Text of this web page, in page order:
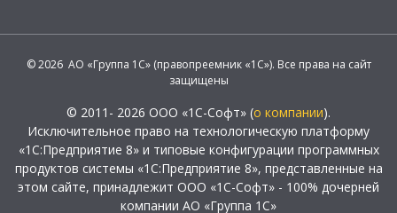
© 2026 АО «Группа 1С» (правопреемник «1С»). Все права на сайт
защищены
© 2011- 2026 ООО «1С-Софт» (о компании).
Исключительное право на технологическую платформу
«1С:Предприятие 8» и типовые конфигурации программных
продуктов системы «1С:Предприятие 8», представленные на
этом сайте, принадлежит ООО «1С-Софт» - 100% дочерней
компании АО «Группа 1С»